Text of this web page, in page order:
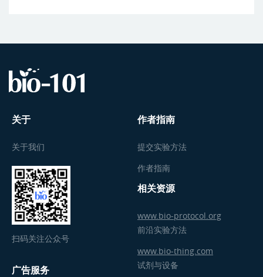
关于
关于我们
扫码关注公众号
广告服务
作者指南
提交实验方法
作者指南
相关资源
www.bio-protocol.org
前沿实验方法
www.bio-thing.com
试剂与设备